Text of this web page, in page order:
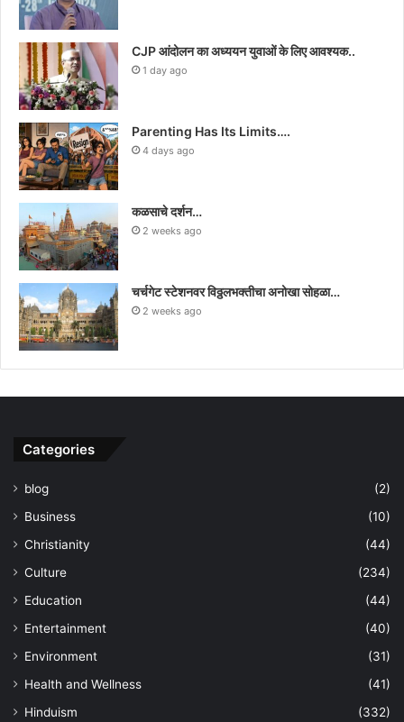
CJP आंदोलन का अध्ययन युवाओं के लिए आवश्यक..
1 day ago
Parenting Has Its Limits….
4 days ago
कळसाचे दर्शन…
2 weeks ago
चर्चगेट स्टेशनवर विठ्ठलभक्तीचा अनोखा सोहळा…
2 weeks ago
Categories
blog
(2)
Business
(10)
Christianity
(44)
Culture
(234)
Education
(44)
Entertainment
(40)
Environment
(31)
Health and Wellness
(41)
Hinduism
(332)